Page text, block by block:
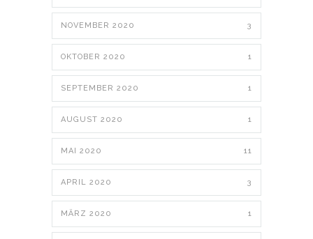
NOVEMBER 2020 3
OKTOBER 2020 1
SEPTEMBER 2020 1
AUGUST 2020 1
MAI 2020 11
APRIL 2020 3
MÄRZ 2020 1